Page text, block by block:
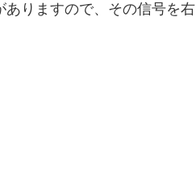
りますので、その信号を右